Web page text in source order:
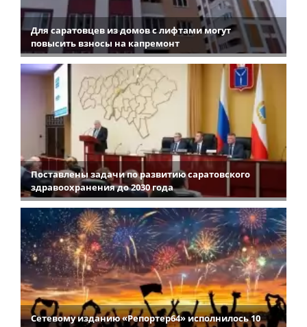
Для саратовцев из домов с лифтами могут
повысить взносы на капремонт
Поставлены задачи по развитию саратовского
здравоохранения до 2030 года
Сетевому изданию «Репортер64» исполнилось 10